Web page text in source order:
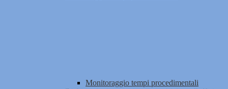
Monitoraggio tempi procedimentali